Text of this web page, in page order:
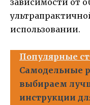
использовании.
Популярные
Самодельные
выбираем
инструкции